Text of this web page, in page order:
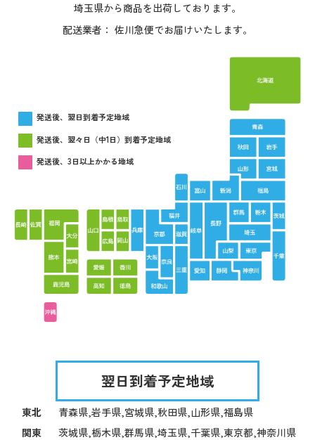
埼玉県から商品を出荷しております。
配送業者： 佐川急便でお届けいたします。
発送後、翌日到着予定地域
発送後、翌々日（中1日）到着予定地域
発送後、3日以上かかる地域
翌日到着予定地域
東北
青森県,岩手県,宮城県,秋田県,山形県,福島県
関東
茨城県,栃木県,群馬県,埼玉県,千葉県,東京都,神奈川県